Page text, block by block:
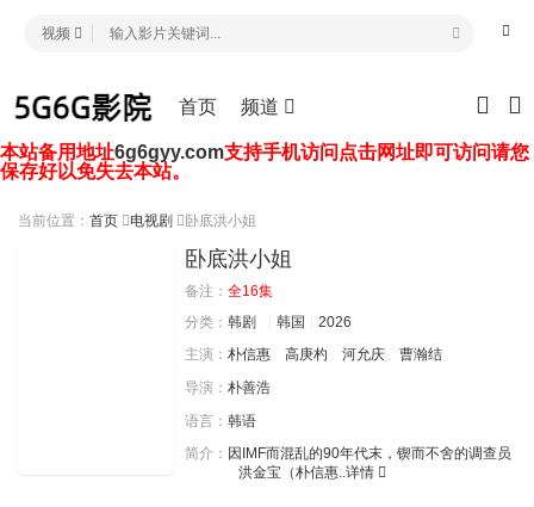
首页 频道
视频
本站备用地址6g6gyy.com支持手机访问点击网址即可访问请您
保存好以免失去本站。
当前位置： 首页 电视剧 卧底洪小姐
卧底洪小姐
备注： 全16集
分类： 韩剧 韩国
2026
主演： 朴信惠 高庚杓 河允庆
曹瀚结
导演： 朴善浩
语言： 韩语
简介： 因IMF而混乱的90年代末，锲而不舍的调查员
洪金宝（朴信惠..详情